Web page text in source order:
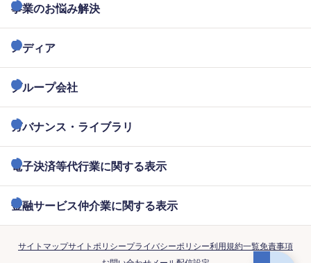
事業のお悩み解決
メディア
グループ会社
ガバナンス・ライブラリ
電子決済等代行業に関する表示
金融サービス仲介業に関する表示
サイトマップサイトポリシープライバシーポリシー利用規約一覧免責事項